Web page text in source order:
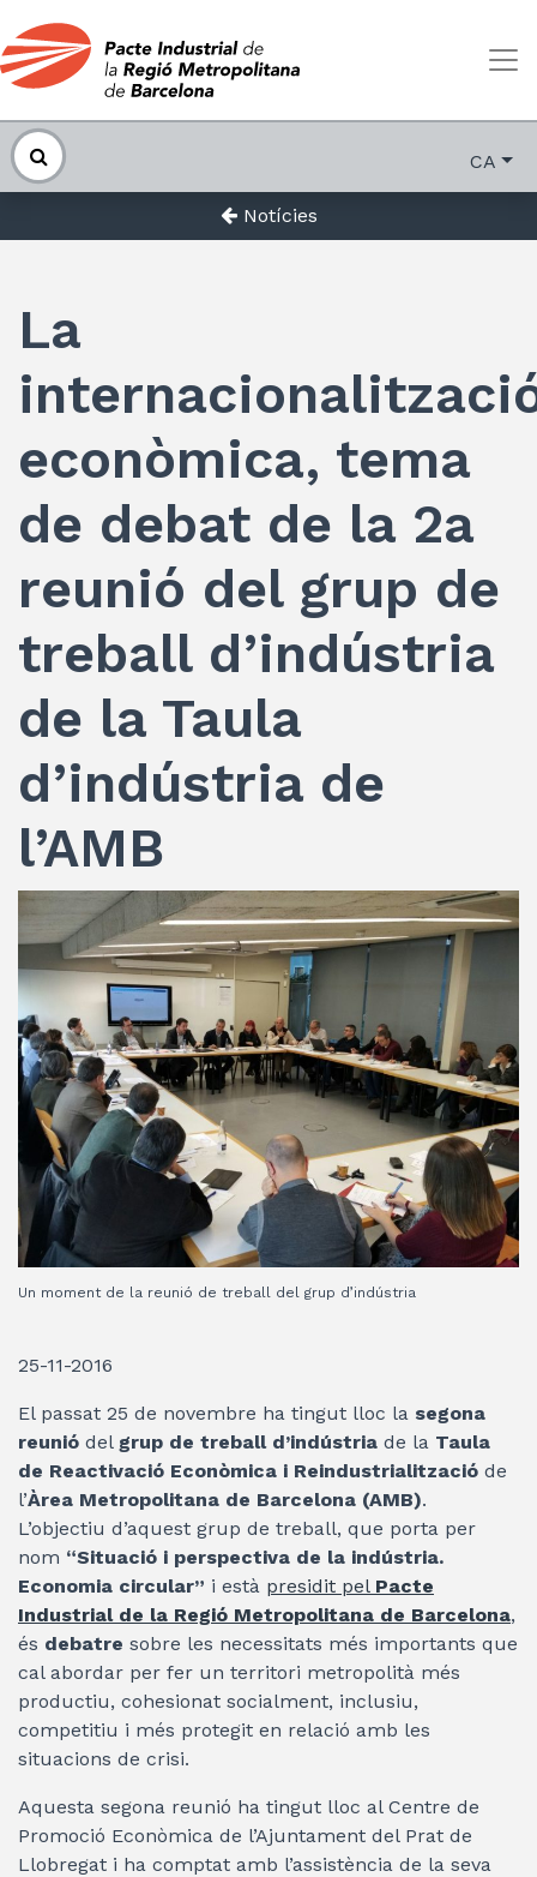
CA
Notícies
La
econòmica, tema
de debat de la 2a
reunió del grup de
treball d’indústria
de la Taula
d’indústria de
l’AMB
Un moment de la reunió de treball del grup d’indústria
25-11-2016
El passat 25 de novembre ha tingut lloc la segona
reunió del grup de treball d’indústria de la Taula
de Reactivació Econòmica i Reindustrialització de
l’Àrea Metropolitana de Barcelona (AMB).
L’objectiu d’aquest grup de treball, que porta per
nom “Situació i perspectiva de la indústria.
Economia circular” i està presidit pel Pacte
Industrial de la Regió Metropolitana de Barcelona,
és debatre sobre les necessitats més importants que
cal abordar per fer un territori metropolità més
productiu, cohesionat socialment, inclusiu,
competitiu i més protegit en relació amb les
situacions de crisi.
Aquesta segona reunió ha tingut lloc al Centre de
Promoció Econòmica de l’Ajuntament del Prat de
Llobregat i ha comptat amb l’assistència de la seva